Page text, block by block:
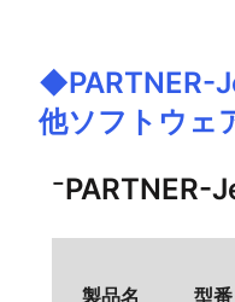
◆PARTNER-
他ソフトウェ
⁻PARTNER-
製品名 型番